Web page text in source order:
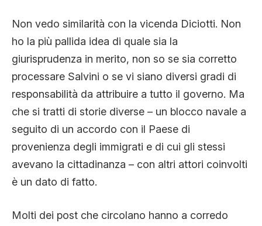
Non vedo similarità con la vicenda Diciotti. Non
ho la più pallida idea di quale sia la
giurisprudenza in merito, non so se sia corretto
processare Salvini o se vi siano diversi gradi di
responsabilità da attribuire a tutto il governo. Ma
che si tratti di storie diverse – un blocco navale a
seguito di un accordo con il Paese di
provenienza degli immigrati e di cui gli stessi
avevano la cittadinanza – con altri attori coinvolti
è un dato di fatto.
Molti dei post che circolano hanno a corredo